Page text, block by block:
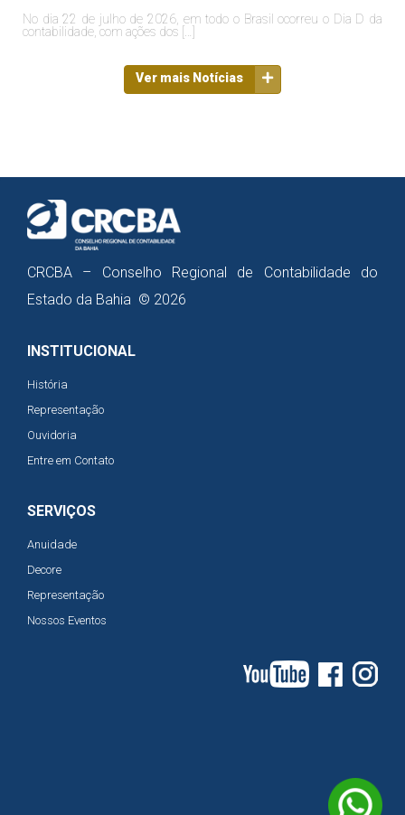
No dia 22 de julho de 2026, em todo o Brasil ocorreu o Dia D da
contabilidade, com ações dos […]
Ver mais Notícias
CRCBA – Conselho Regional de Contabilidade do
Estado da Bahia © 2026
INSTITUCIONAL
História
Representação
Ouvidoria
Entre em Contato
SERVIÇOS
Anuidade
Decore
Representação
Nossos Eventos